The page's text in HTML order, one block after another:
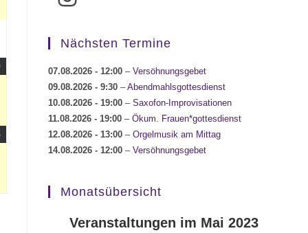
30.08.2026
Veranstaltung)
06.09.2026
Veranstaltung)
Nächsten Termine
07.08.2026 - 12:00 – Versöhnungsgebet
09.08.2026 - 9:30 –Abendmahlsgottesdienst
10.08.2026 - 19:00 – Saxofon-Improvisationen
11.08.2026 - 19:00 – Ökum. Frauen*gottesdienst
12.08.2026 - 13:00 – Orgelmusik am Mittag
14.08.2026 - 12:00 – Versöhnungsgebet
Monatsübersicht
Veranstaltungen im Mai 2023